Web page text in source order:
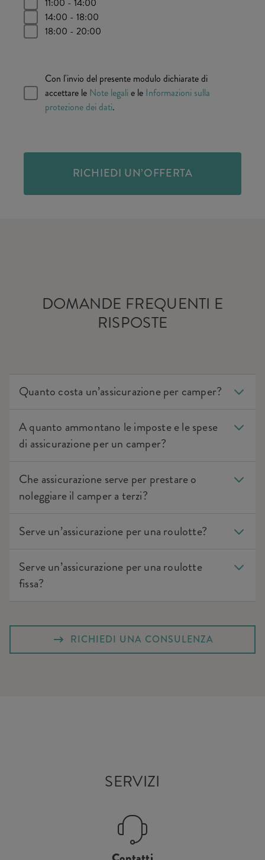
14:00 - 18:00
18:00 - 20:00
Con l'invio del presente modulo dichiarate di
accettare le Note legali e le Informazioni sulla
protezione dei dati.
RICHIEDI UN’OFFERTA
DOMANDE FREQUENTI E
RISPOSTE
Quanto costa un’assicurazione per camper?
A quanto ammontano le imposte e le spese
di assicurazione per un camper?
Che assicurazione serve per prestare o
noleggiare il camper a terzi?
Serve un’assicurazione per una roulotte?
Serve un’assicurazione per una roulotte
fissa?
RICHIEDI UNA CONSULENZA
SERVIZI